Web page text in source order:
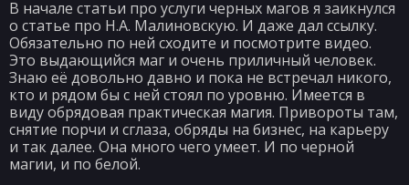
В начале статьи про услуги черных магов я заикнулся
о статье про Н.А. Малиновскую. И даже дал ссылку.
Обязательно по ней сходите и посмотрите видео.
Это выдающийся маг и очень приличный человек.
Знаю её довольно давно и пока не встречал никого,
кто и рядом бы с ней стоял по уровню. Имеется в
виду обрядовая практическая магия. Привороты там,
снятие порчи и сглаза, обряды на бизнес, на карьеру
и так далее. Она много чего умеет. И по черной
магии, и по белой.